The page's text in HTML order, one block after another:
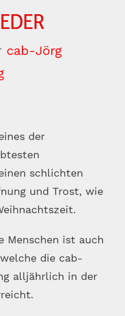
cab-Jörg
der
schlichten
und Trost, wie
Menschen ist auch
die cab-
alljährlich in der